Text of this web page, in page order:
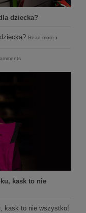
dziecka?
Read more
kask to nie
kask to nie wszystko!